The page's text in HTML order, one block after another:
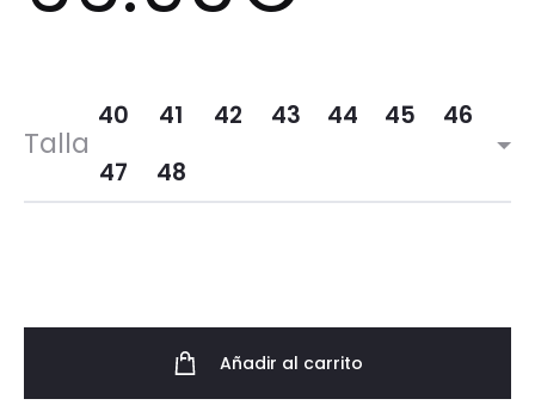
Talla
40 41 42 43 44 45
46
47
48
Añadir al carrito